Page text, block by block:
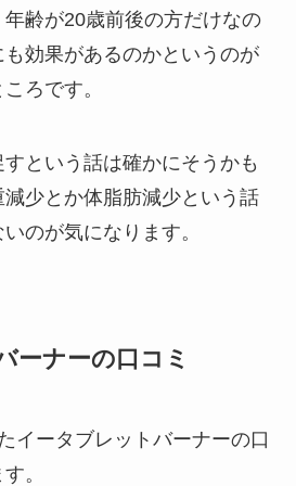
齢が20歳前後の方だけなの
効果があるのかというのが
ろです。
という話は確かにそうかも
減少とか体脂肪減少という話
のが気になります。
ーナーの口コミ
イータブレットバーナーの口
。